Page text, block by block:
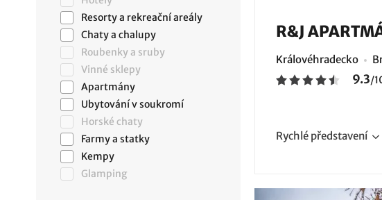
Resorty a rekreační areály
Chaty a chalupy
Roubenky a sruby
Vinné sklepy
Apartmány
Ubytování v soukromí
Horské chaty
Farmy a statky
Kempy
Glamping
R&J
Královéhradecko
9.3/
Rychlé představení